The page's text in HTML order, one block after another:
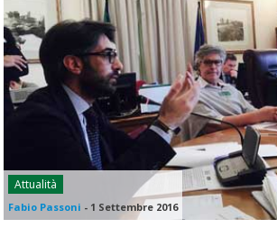
Attualità
Fabio Passoni - 1 Settembre 2016